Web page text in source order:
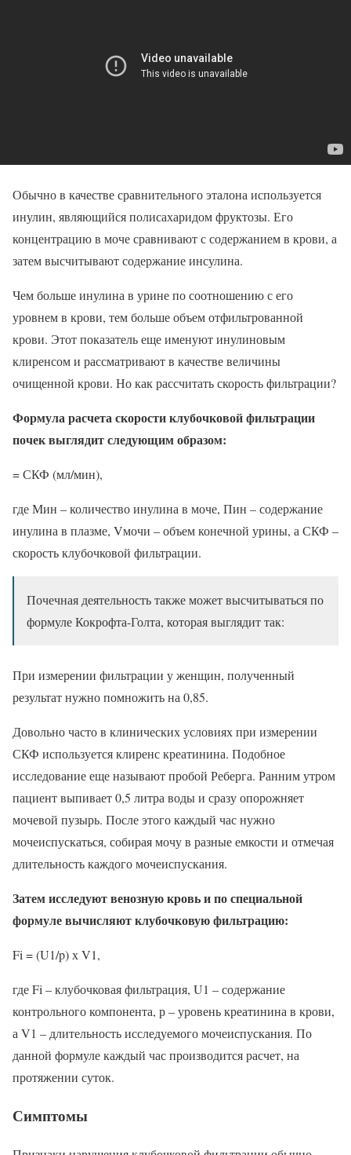
Обычно в качестве сравнительного эталона используется
инулин, являющийся полисахаридом фруктозы. Его
концентрацию в моче сравнивают с содержанием в крови, а
затем высчитывают содержание инсулина.
Чем больше инулина в урине по соотношению с его
уровнем в крови, тем больше объем отфильтрованной
крови. Этот показатель еще именуют инулиновым
клиренсом и рассматривают в качестве величины
очищенной крови. Но как рассчитать скорость фильтрации?
Формула расчета скорости клубочковой фильтрации
почек выглядит следующим образом:
= СКФ (мл/мин),
где Мин – количество инулина в моче, Пин – содержание
инулина в плазме, Vмочи – объем конечной урины, а СКФ –
скорость клубочковой фильтрации.
Почечная деятельность также может высчитываться по
формуле Кокрофта-Голта, которая выглядит так:
При измерении фильтрации у женщин, полученный
результат нужно помножить на 0,85.
Довольно часто в клинических условиях при измерении
СКФ используется клиренс креатинина. Подобное
исследование еще называют пробой Реберга. Ранним утром
пациент выпивает 0,5 литра воды и сразу опорожняет
мочевой пузырь. После этого каждый час нужно
мочеиспускаться, собирая мочу в разные емкости и отмечая
длительность каждого мочеиспускания.
Затем исследуют венозную кровь и по специальной
формуле вычисляют клубочковую фильтрацию:
Fi = (U1/p) х V1,
где Fi – клубочковая фильтрация, U1 – содержание
контрольного компонента, р – уровень креатинина в крови,
а V1 – длительность исследуемого мочеиспускания. По
данной формуле каждый час производится расчет, на
протяжении суток.
Симптомы